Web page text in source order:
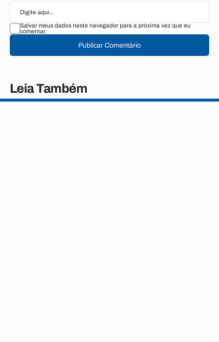
Salvar meus dados neste navegador para a próxima vez que eu
comentar.
Publicar Comentário
Leia Também